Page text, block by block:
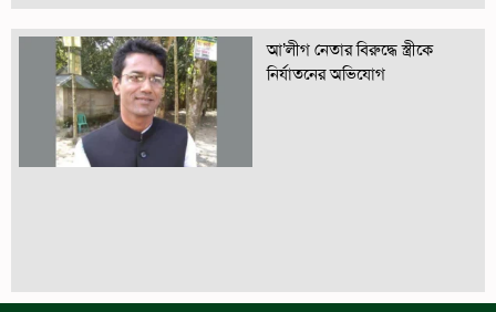
আ’লীগ নেতার বিরুদ্ধে স্ত্রীকে
নির্যাতনের অভিযোগ